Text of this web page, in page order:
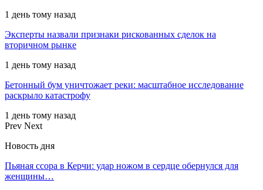
1 день тому назад
Эксперты назвали признаки рискованных сделок на
вторичном рынке
1 день тому назад
Бетонный бум уничтожает реки: масштабное исследование
раскрыло катастрофу
1 день тому назад
Prev Next
Новость дня
Пьяная ссора в Керчи: удар ножом в сердце обернулся для
женщины…